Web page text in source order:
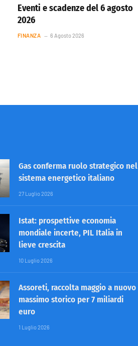
Eventi e scadenze del 6 agosto
2026
FINANZA 6 Agosto 2026
Gas conferma ruolo strategico nel
sistema energetico italiano
27 Luglio 2026
Istat: prospettive economia
mondiale incerte, PIL Italia in
lieve crescita
10 Luglio 2026
Assoreti, raccolta maggio a nuovo
massimo storico per 7 miliardi
euro
1 Luglio 2026